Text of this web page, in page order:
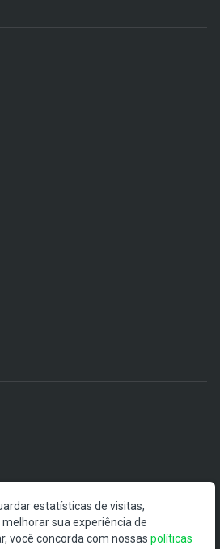
matérias de cunho jornalístico, que
da informação. Nossas
estatísticas de visitas,
sua experiência de
você concorda com nossas políticas